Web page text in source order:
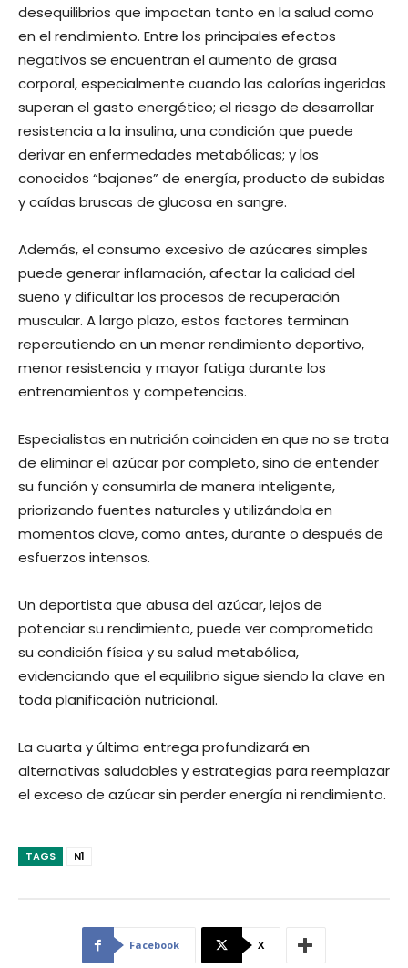
desequilibrios que impactan tanto en la salud como
en el rendimiento. Entre los principales efectos
negativos se encuentran el aumento de grasa
corporal, especialmente cuando las calorías ingeridas
superan el gasto energético; el riesgo de desarrollar
resistencia a la insulina, una condición que puede
derivar en enfermedades metabólicas; y los
conocidos “bajones” de energía, producto de subidas
y caídas bruscas de glucosa en sangre.
Además, el consumo excesivo de azúcares simples
puede generar inflamación, afectar la calidad del
sueño y dificultar los procesos de recuperación
muscular. A largo plazo, estos factores terminan
repercutiendo en un menor rendimiento deportivo,
menor resistencia y mayor fatiga durante los
entrenamientos y competencias.
Especialistas en nutrición coinciden en que no se trata
de eliminar el azúcar por completo, sino de entender
su función y consumirla de manera inteligente,
priorizando fuentes naturales y utilizándola en
momentos clave, como antes, durante o después de
esfuerzos intensos.
Un deportista que abusa del azúcar, lejos de
potenciar su rendimiento, puede ver comprometida
su condición física y su salud metabólica,
evidenciando que el equilibrio sigue siendo la clave en
toda planificación nutricional.
La cuarta y última entrega profundizará en
alternativas saludables y estrategias para reemplazar
el exceso de azúcar sin perder energía ni rendimiento.
TAGS N1
Facebook X